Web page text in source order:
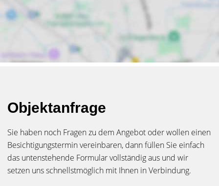
Objektanfrage
Sie haben noch Fragen zu dem Angebot oder wollen einen
Besichtigungstermin vereinbaren, dann füllen Sie einfach
das untenstehende Formular vollständig aus und wir
setzen uns schnellstmöglich mit Ihnen in Verbindung.